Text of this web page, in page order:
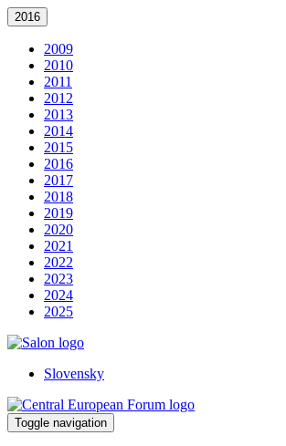
2016
2009
2010
2011
2012
2013
2014
2015
2016
2017
2018
2019
2020
2021
2022
2023
2024
2025
Slovensky
Toggle navigation